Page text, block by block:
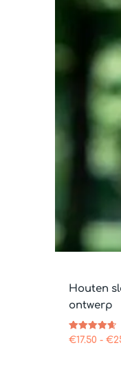
Houten
ontwerp
Gewaardeer
€17.50 - €